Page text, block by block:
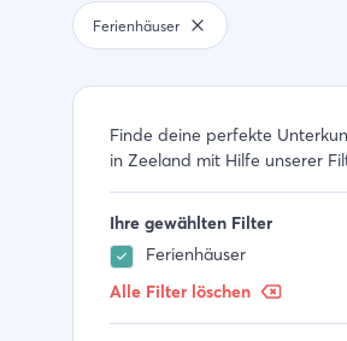
Ferienhäuser
Finde deine perfekte
in Zeeland mit Hilfe unserer
Ihre gewählten Filter
Ferienhäuser
Alle Filter löschen